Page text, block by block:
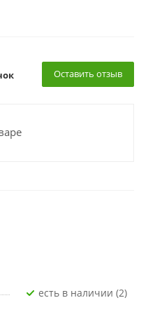
Оставить отзыв
Есть в наличии (2)